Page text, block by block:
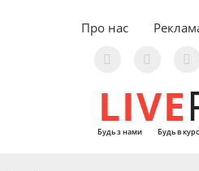
Про нас
LIVE
Будь з нами Будь в